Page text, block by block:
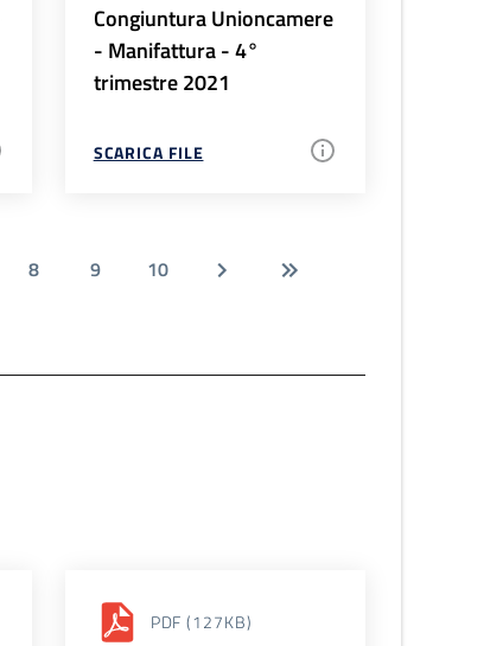
Congiuntura Unioncamere
- Manifattura - 4°
trimestre 2021
SCARICA FILE
8 9 10
PDF (127KB)